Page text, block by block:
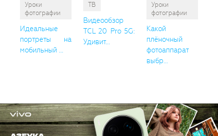
Уроки
фотографии
Идеальные
портреты на
мобильный ...
ТВ
Видеообзор
TCL 20 Pro 5G:
Удивит...
Уроки
фотографии
Какой
плёночный
фотоаппарат
выбр...